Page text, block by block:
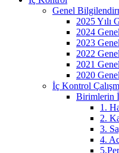
Genel
2025 Yılı
2024
2023
2022
2021
2020
İç Kontrol
Birimlerin
1.
2.
3.
4.